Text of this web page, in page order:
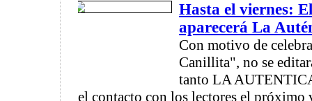
Hasta el viernes:
aparecerá La
Con motivo de
Canillita", no se
tanto LA
el contacto con los lectores el próximo